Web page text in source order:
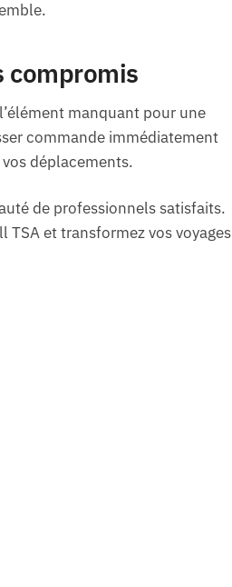
compromis
manquant pour une
commande immédiatement
déplacements.
de professionnels satisfaits.
TSA et transformez vos voyages